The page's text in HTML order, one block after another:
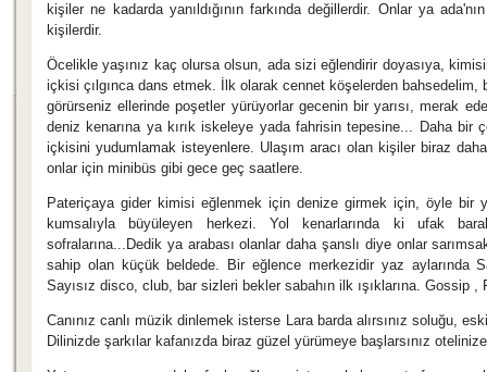
kişiler ne kadarda yanıldığının farkında değillerdir. Onlar ya
kişilerdir.
Öcelikle yaşınız kaç olursa olsun, ada sizi eğlendirir doyasıya,
içkisi çılgınca dans etmek. İlk olarak cennet köşelerden bahsedelim,
görürseniz ellerinde poşetler yürüyorlar gecenin bir yarısı, merak
deniz kenarına ya kırık iskeleye yada fahrisin tepesine... Daha bir
içkisini yudumlamak isteyenlere. Ulaşım aracı olan kişiler biraz
onlar için minibüs gibi gece geç saatlere.
Pateriçaya gider kimisi eğlenmek için denize girmek için, öyle bir
kumsalıyla büyüleyen herkezi. Yol kenarlarında ki ufak
sofralarına...Dedik ya arabası olanlar daha şanslı diye onlar
sahip olan küçük beldede. Bir eğlence merkezidir yaz aylarında
Sayısız disco, club, bar sizleri bekler sabahın ilk ışıklarına. Gossip
Canınız canlı müzik dinlemek isterse Lara barda alırsınız soluğu,
Dilinizde şarkılar kafanızda biraz güzel yürümeye başlarsınız